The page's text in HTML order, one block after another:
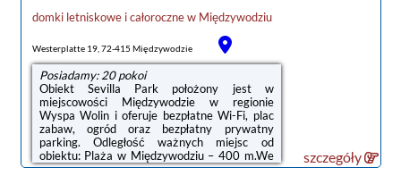
domki letniskowe i całorocznew Międzywodziu
Westerplatte 19, 72-415 Międzywodzie
Posiadamy: 20 pokoi
Obiekt Sevilla Park położony jest w
miejscowości Międzywodzie w regionie
Wyspa Wolin i oferuje bezpłatne Wi-Fi, plac
zabaw, ogród oraz bezpłatny prywatny
parking. Odległość ważnych miejsc od
obiektu: Plaża w Międzywodziu – 400 m.We
wszystkich opcjach zakwaterowania znajduje
szczegóły